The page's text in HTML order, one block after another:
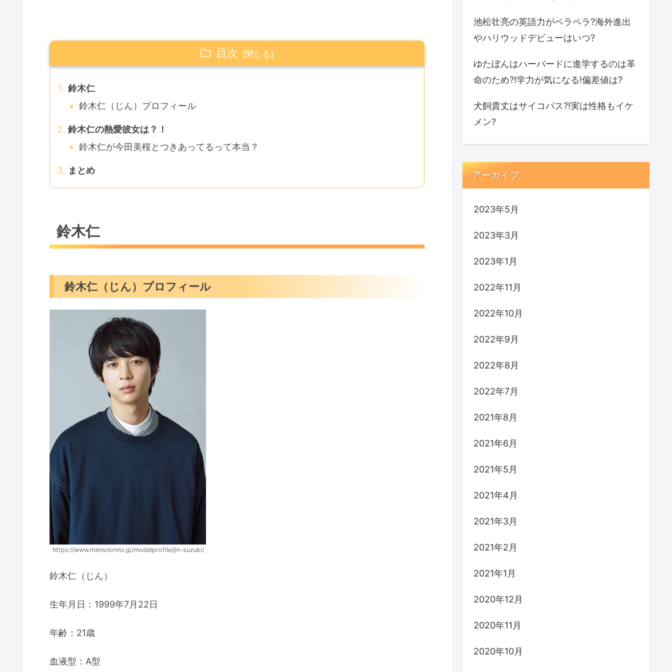
目次
鈴木仁
鈴木仁（じん）プロフィール
鈴木仁の熱愛彼女は？！
鈴木仁が今田美桜とつきあってるって本当？
まとめ
鈴木仁
鈴木仁（じん）プロフィール
https://www.mensnonno.jp/modelprofile/jin-suzuki/
鈴木仁（じん）
生年月日：1999年7月22日
年齢：21歳
血液型：A型
池松壮亮の英語力がペラペラ?海外進出
やハリウッドデビューはいつ?
ゆたぼんはハーバードに進学するのは革
命のため?!学力が気になる!偏差値は?
犬飼貴丈はサイコパス?!実は性格もイケ
メン?
アーカイブ
2023年5月
2023年3月
2023年1月
2022年11月
2022年10月
2022年9月
2022年8月
2022年7月
2021年8月
2021年6月
2021年5月
2021年4月
2021年3月
2021年2月
2021年1月
2020年12月
2020年11月
2020年10月